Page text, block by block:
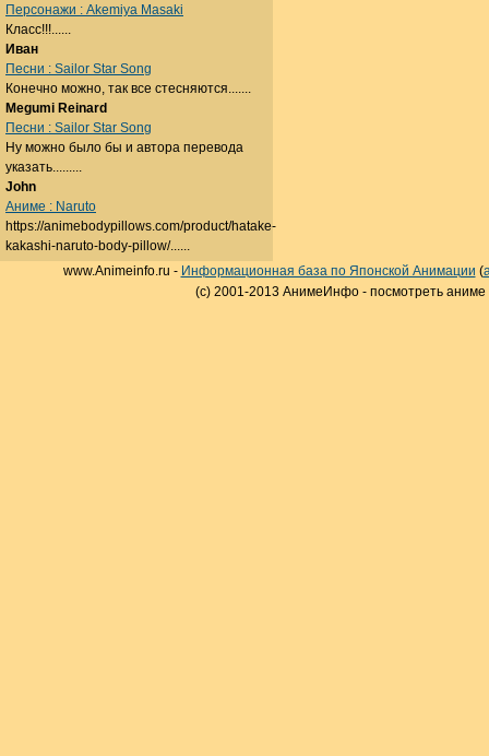
Персонажи : Akemiya Masaki
Класс!!!......
Иван
Песни : Sailor Star Song
Конечно можно, так все стесняются.......
Megumi Reinard
Песни : Sailor Star Song
Ну можно было бы и автора перевода
указать.........
John
Аниме : Naruto
https://animebodypillows.com/product/hatake-
kakashi-naruto-body-pillow/......
www.Animeinfo.ru - Информационная база по Японской Анимации (
(c) 2001-2013 АнимеИнфо - посмотреть аниме